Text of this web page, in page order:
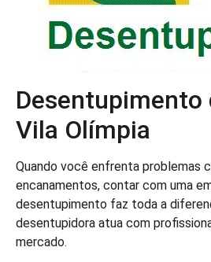
Desentupimento
Vila Olímpia
Quando você enfrenta problemas
encanamentos, contar com uma
desentupimento faz toda a
desentupidora atua com
mercado.